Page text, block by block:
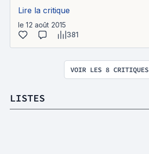
Lire la critique
le 12 août 2015
381
VOIR LES 8 CRITIQUES
LISTES